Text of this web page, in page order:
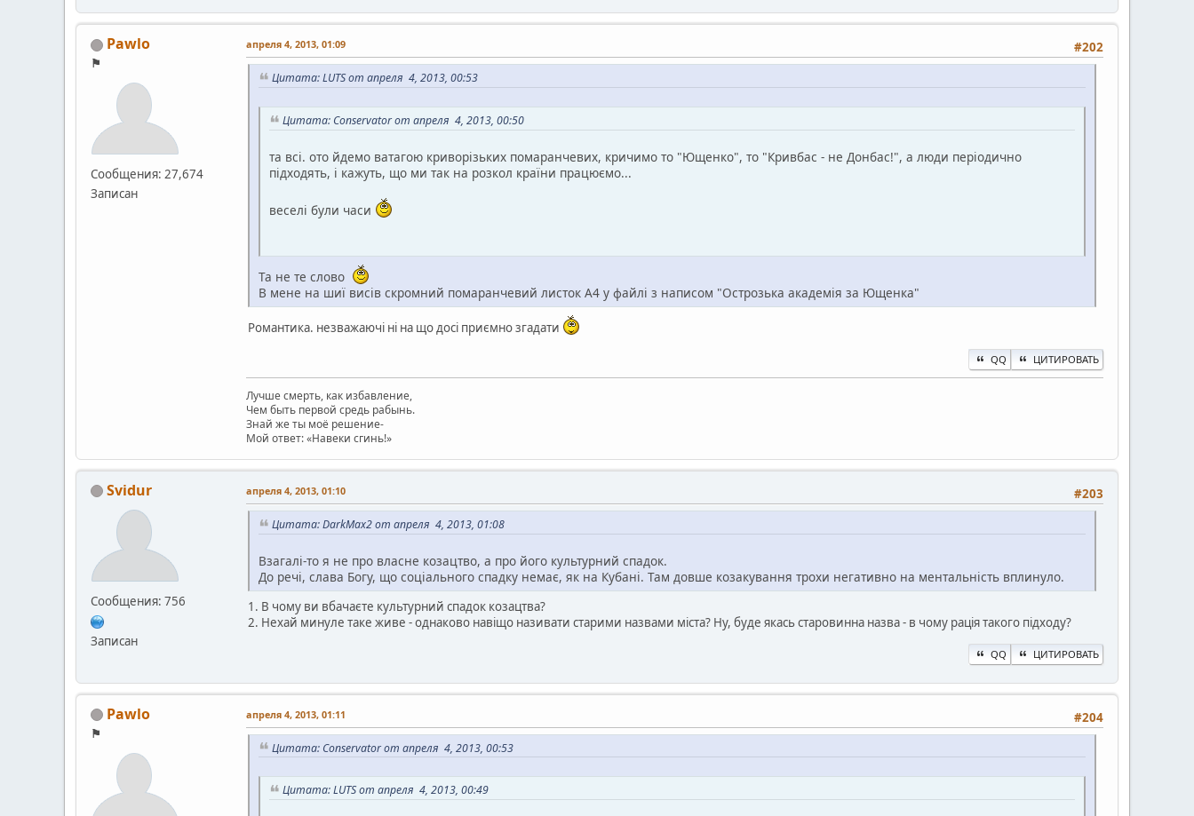
Pawlo
⚑
Сообщения: 27,674
Записан
#202
апреля 4, 2013, 01:09
Цитата: LUTS от апреля 4, 2013, 00:53
Цитата: Conservator от апреля 4, 2013, 00:50
та всі. ото йдемо ватагою криворізьких помаранчевих, кричимо то "Ющенко", то "Кривбас - не Донбас!", а люди періодично
підходять, і кажуть, що ми так на розкол країни працюємо...
веселі були часи
Та не те слово
В мене на шиї висів скромний помаранчевий листок А4 у файлі з написом "Острозька академія за Ющенка"
Романтика. незважаючі ні на що досі приємно згадати
QQ ЦИТИРОВАТЬ
Лучше смерть, как избавление,
Чем быть первой средь рабынь.
Знай же ты моё решение-
Мой ответ: «Навеки сгинь!»
Svidur
Сообщения: 756
Записан
#203
апреля 4, 2013, 01:10
Цитата: DarkMax2 от апреля 4, 2013, 01:08
Взагалі-то я не про власне козацтво, а про його культурний спадок.
До речі, слава Богу, що соціального спадку немає, як на Кубані. Там довше козакування трохи негативно на ментальність вплинуло.
1. В чому ви вбачаєте культурний спадок козацтва?
2. Нехай минуле таке живе - однаково навіщо називати старими назвами міста? Ну, буде якась старовинна назва - в чому рація такого підходу?
QQ ЦИТИРОВАТЬ
Pawlo
⚑
#204
апреля 4, 2013, 01:11
Цитата: Conservator от апреля 4, 2013, 00:53
Цитата: LUTS от апреля 4, 2013, 00:49